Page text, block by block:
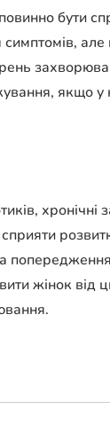
повинно бути
але
якщо у
жінок від